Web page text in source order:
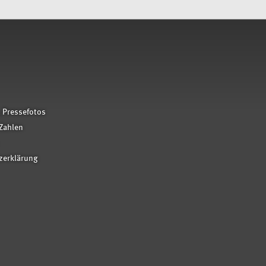
Pressefotos